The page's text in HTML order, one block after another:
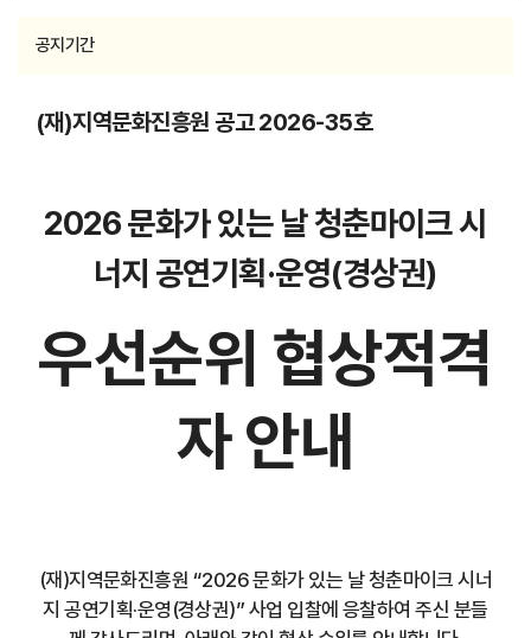
공지기간
(재)지역문화진흥원 공고 2026-35호
2026 문화가 있는 날 청춘마이크 시
너지 공연기획·운영(경상권)
우선순위 협상적격
자 안내
(재)지역문화진흥원 “2026 문화가 있는 날 청춘마이크 시너
지 공연기획·운영(경상권)” 사업 입찰에 응찰하여 주신 분들